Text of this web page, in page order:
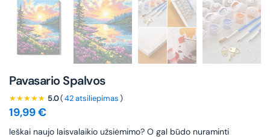
Pavasario Spalvos
★★★★★ 5.0(42 atsiliepimas)
19,99€
leškai naujo laisvalaikio užsiėmimo? O gal būdo nuraminti